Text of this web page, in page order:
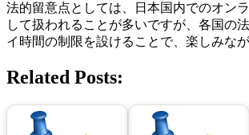
法的留意点としては、日本国内でのオン
して扱われることが多いですが、各国の
イ時間の制限を設けることで、楽しみな
Related Posts: